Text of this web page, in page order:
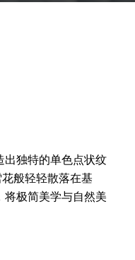
出独特的单色点状纹
般轻轻散落在基
极简美学与自然美